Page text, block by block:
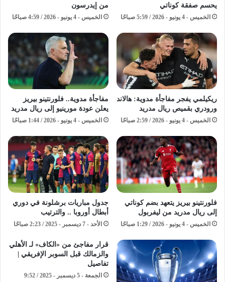
يحسم صفقة كوناتي
الخميس - 4 يونيو - 2026 / 5:59 صباحًا
من إيدرسون
الخميس - 4 يونيو - 2026 / 4:59 صباحًا
ريكيلمي يفجر مفاجأة مدوية: هالاند
ورودري بقميص ريال مدريد
الخميس - 4 يونيو - 2026 / 2:59 صباحًا
مفاجأة مدوية.. فلورنتينو بيريز
يعلن عودة مورينيو إلى ريال مدريد
الخميس - 4 يونيو - 2026 / 1:44 صباحًا
فلورنتينو بيريز يتعهد بضم كوناتي
إلى ريال مدريد من ليفربول
الخميس - 4 يونيو - 2026 / 1:29 صباحًا
جدول مباريات برشلونة في دوري
أبطال أوروبا .. والترتيب
الأحد - 7 ديسمبر - 2025 / 2:23 صباحًا
قرار مفاجئ من «الكاف» لـ الأهلي
والزمالك قبل السوبر الإفريقي |
تفاصيل
الجمعة - 5 ديسمبر - 2025 / 9:52